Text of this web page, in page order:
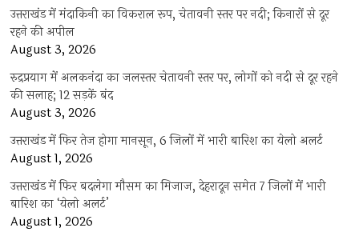
उत्तराखंड में मंदाकिनी का विकराल रूप, चेतावनी स्तर पर नदी; किनारों से दूर
रहने की अपील
August 3, 2026
रुद्रप्रयाग में अलकनंदा का जलस्तर चेतावनी स्तर पर, लोगों को नदी से दूर रहने
की सलाह; 12 सड़कें बंद
August 3, 2026
उत्तराखंड में फिर तेज होगा मानसून, 6 जिलों में भारी बारिश का येलो अलर्ट
August 1, 2026
उत्तराखंड में फिर बदलेगा मौसम का मिजाज, देहरादून समेत 7 जिलों में भारी
बारिश का ‘येलो अलर्ट’
August 1, 2026